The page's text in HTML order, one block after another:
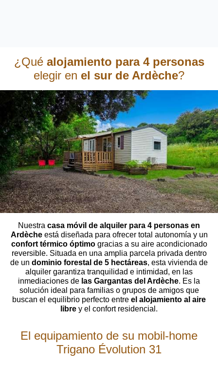
Fianzas y Gestión
DEPÓSITOS DE GARANTÍA
Fianza
700,00 €
Fianza de Limpieza
120,00 €
Gastos de gestión
25,00 €
SEGURIDAD Y SALUD
Reglamento interno
RIESGO DE ALERGIAS
¿Qué alojamiento para 4 personas
elegir en el sur de Ardèche?
Nuestra casa móvil de alquiler para 4 personas en
Ardècheestá diseñada para ofrecer total autonomía y un
confort térmico óptimogracias a su aire acondicionado
reversible. Situada en una amplia parcela privada dentro
de un dominio forestal de 5 hectáreas, esta vivienda de
alquiler garantiza tranquilidad e intimidad, en las
inmediaciones de las Gargantas del Ardèche. Es la
solución ideal para familias o grupos de amigos que
buscan el equilibrio perfecto entre el alojamiento al aire
libre y el confort residencial.
El equipamiento de su mobil-home
Trigano Évolution 31